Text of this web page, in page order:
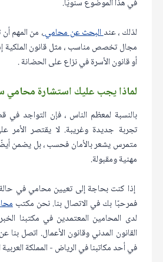
في هذا الموضوع سنويًا.
لذلك ، عندالبحث عن محامي، من المهم
مجال تخصص مناسب ، مثل قانون الملكية
أو قانون الأسرة في نزاع على الحضانة .
لماذا يجب عليك استشارة
بالنسبة لمعظم الناس ، فإن التواجد في
تجربة جديدة وغريبة. لا يقتصر الأمر
متمرس يشعر بالأمان فحسب ، بل يضمن
مهنية ومقبولة.
إذا كنت بحاجة إلى تعيين محامي في
فمرحبًا بك في الاتصال بنا. نحن مكتب
لدى المحامين المعتمدين في مكتبنا
القانون المدني وقانون الأعمال. اتصل بنا
في أحد مكاتبنا في الرياض - المملكة